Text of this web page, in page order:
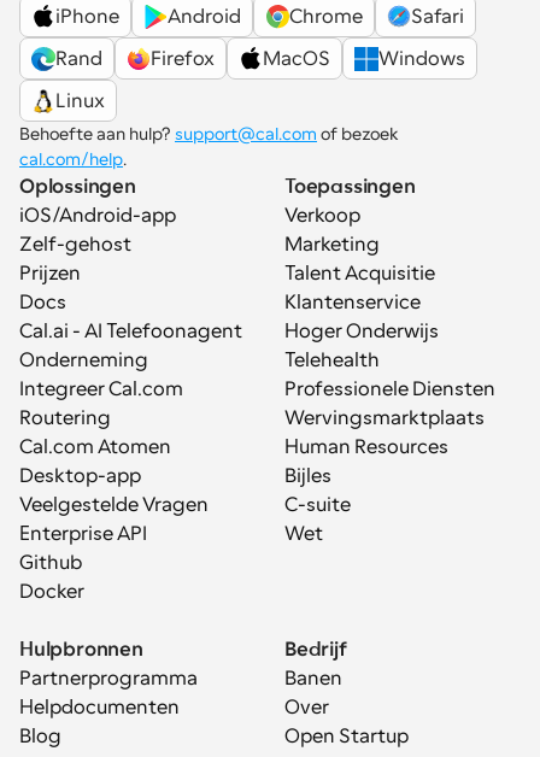
iPhone
Android Chrome
Safari
Rand
Firefox MacOS
Windows
Linux
Behoefte aan hulp? support@cal.com
cal.com/help.
Oplossingen
iOS/Android-app
Zelf-gehost
Prijzen
Docs
Cal.ai - AI Telefoonagent
Onderneming
Integreer Cal.com
Routering
Cal.com Atomen
Desktop-app
Veelgestelde Vragen
Enterprise API
Github
Docker
Toepassingen
Verkoop
Marketing
Talent Acquisitie
Klantenservice
Hoger Onderwijs
Telehealth
Professionele Diensten
Wervingsmarktplaats
Human Resources
Bijles
C-suite
Wet
Hulpbronnen
Partnerprogramma
Helpdocumenten
Blog
Bedrijf
Banen
Over
Open Startup